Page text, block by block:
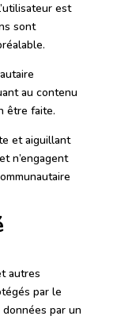
est
sont
au contenu
être faite.
et aiguillant
n’engagent
autres
par le
données par un